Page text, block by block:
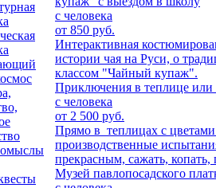
с человека
от 850 руб.
Интерактивная
истории чая на Руси, о
классом "Чайный купаж".
Приключения в теплице или
с человека
от 2 500 руб.
Прямо в теплицах с
производственные
прекрасным, сажать, копать,
Музей павлопосадского